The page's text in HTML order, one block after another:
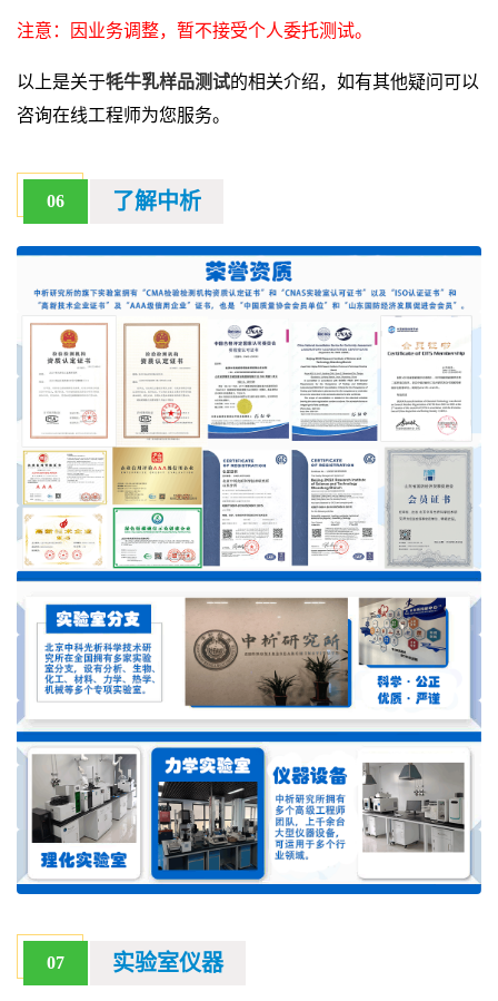
注意：因业务调整，暂不接受个人委托测试。
以上是关于牦牛乳样品测试的相关介绍，如有其他疑问可以
咨询在线工程师为您服务。
06 了解中析
07 实验室仪器